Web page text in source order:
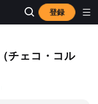
登録
チェコ・コル